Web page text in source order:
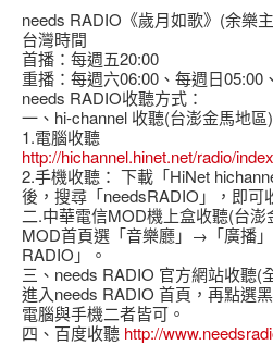
needs RADIO《歲月如歌》(余樂
台灣時間
首播：每週五20:00
重播：每週六06:00、每週日05:00
needs RADIO收聽方式：
一、hi-channel 收聽(台澎金馬地區)
1.電腦收聽
http://hichannel.hinet.net/radio/
2.手機收聽： 下載「HiNet
後，搜尋「needsRADIO」，即可
二.中華電信MOD機上盒收聽(台澎
MOD首頁選「音樂廳」→「廣播
RADIO」。
三、needs RADIO 官方網站收聽(
進入needs RADIO 首頁，再點選
電腦與手機二者皆可。
四、百度收聽 http://